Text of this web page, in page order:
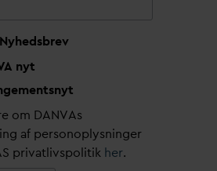
A nyt
om DANVAs
af personoplysninger
privatlivspolitik her.